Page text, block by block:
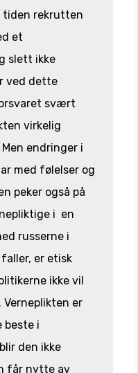
tiden rekrutten
et
slett ikke
ved dette
svært
virkelig
endringer i
med følelser og
peker også på
i en
russerne i
er etisk
ikke vil
er
beste i
den ikke
får nytte av